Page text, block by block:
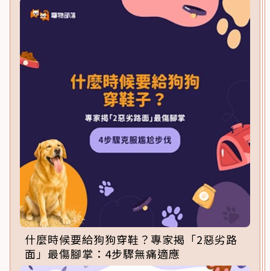
什麼時候要給狗狗穿鞋？專家揭「2惡劣路
面」最傷腳掌：4步驟無痛適應